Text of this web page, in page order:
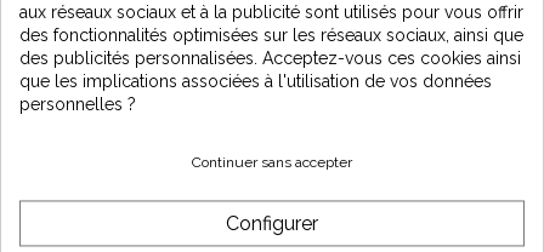
Caractéristiques techniques
Compatibilité : électrolyseur AQUAPRIMO SEL 50
Volume de piscine conseillé : jusqu’à 50 m³
Longueur de la cellule : environ 185 mm (18,5 cm)
Poids : environ 3 kg
Puissance : environ 200 W
aux réseaux sociaux et à la publicité sont utilisés pour vous offrir
des fonctionnalités optimisées sur les réseaux sociaux, ainsi que
des publicités personnalisées. Acceptez-vous ces cookies ainsi
que les implications associées à l'utilisation de vos données
personnelles ?
Continuer sans accepter
Configurer